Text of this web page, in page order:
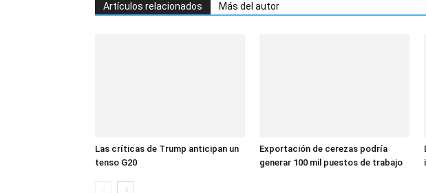
Artículos relacionados Más del autor
Las críticas de Trump anticipan un
tenso G20
Exportación de cerezas podría
generar 100 mil puestos de trabajo